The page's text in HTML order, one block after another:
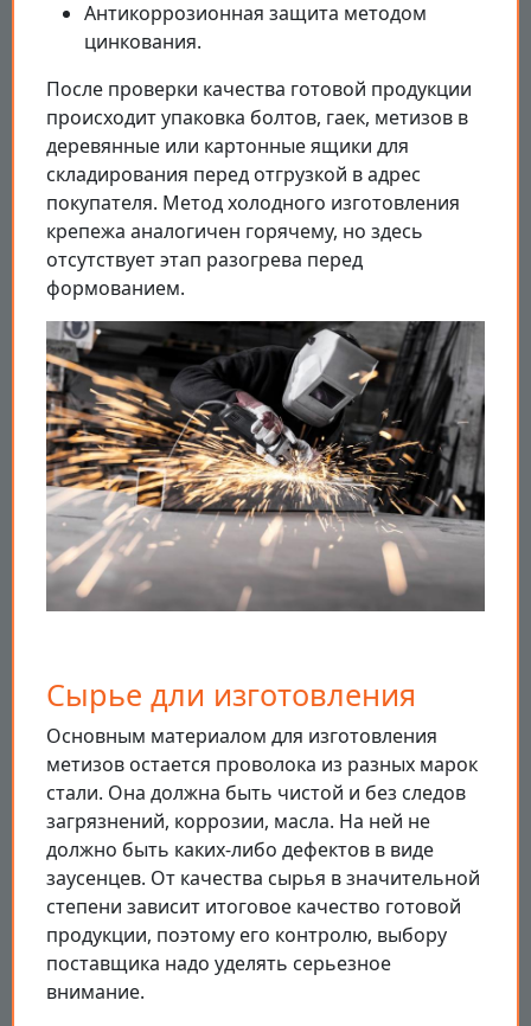
Антикоррозионная защита методом
цинкования.
После проверки качества готовой продукции
происходит упаковка болтов, гаек, метизов в
деревянные или картонные ящики для
складирования перед отгрузкой в адрес
покупателя. Метод холодного изготовления
крепежа аналогичен горячему, но здесь
отсутствует этап разогрева перед
формованием.
Сырье дли изготовления
Основным материалом для изготовления
метизов остается проволока из разных марок
стали. Она должна быть чистой и без следов
загрязнений, коррозии, масла. На ней не
должно быть каких-либо дефектов в виде
заусенцев. От качества сырья в значительной
степени зависит итоговое качество готовой
продукции, поэтому его контролю, выбору
поставщика надо уделять серьезное
внимание.